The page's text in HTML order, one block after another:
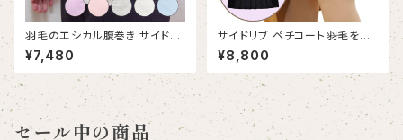
羽毛のエシカル腹巻き サイドリ
ブベリーウォーマー｜オーガニッ
クコットン
¥7,480
サイドリブ ペチコート――羽毛を使
ったウォームインナー――
¥8,800
セール中の商品